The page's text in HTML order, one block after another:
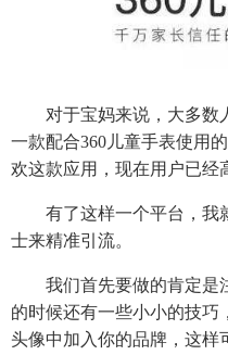
对于宝妈来说，大多数
一款配合360儿童手表使用
欢这款应用，现在用户已经
有了这样一个平台，我就
士来精准引流。
我们首先要做的肯定是
的时候还有一些小小的技巧
头像中加入你的品牌，这样